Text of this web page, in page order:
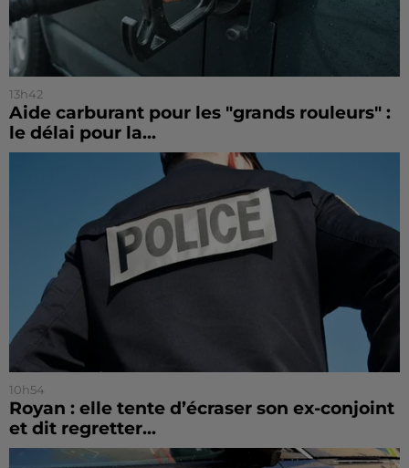
13h42
Aide carburant pour les "grands rouleurs" :
le délai pour la...
10h54
Royan : elle tente d’écraser son ex-conjoint
et dit regretter...